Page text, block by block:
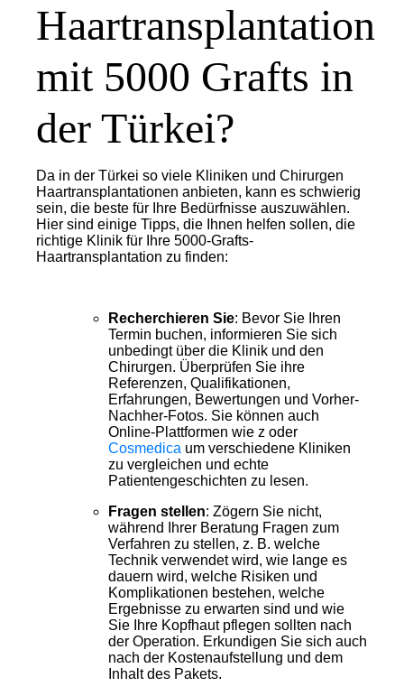
Haartransplantation
mit 5000 Grafts in
der Türkei?
Da in der Türkei so viele Kliniken und Chirurgen
Haartransplantationen anbieten, kann es schwierig
sein, die beste für Ihre Bedürfnisse auszuwählen.
Hier sind einige Tipps, die Ihnen helfen sollen, die
richtige Klinik für Ihre 5000-Grafts-
Haartransplantation zu finden:
Recherchieren Sie: Bevor Sie Ihren
Termin buchen, informieren Sie sich
unbedingt über die Klinik und den
Chirurgen. Überprüfen Sie ihre
Referenzen, Qualifikationen,
Erfahrungen, Bewertungen und Vorher-
Nachher-Fotos. Sie können auch
Online-Plattformen wie z oder
Cosmedica um verschiedene Kliniken
zu vergleichen und echte
Patientengeschichten zu lesen.
Fragen stellen: Zögern Sie nicht,
während Ihrer Beratung Fragen zum
Verfahren zu stellen, z. B. welche
Technik verwendet wird, wie lange es
dauern wird, welche Risiken und
Komplikationen bestehen, welche
Ergebnisse zu erwarten sind und wie
Sie Ihre Kopfhaut pflegen sollten nach
der Operation. Erkundigen Sie sich auch
nach der Kostenaufstellung und dem
Inhalt des Pakets.